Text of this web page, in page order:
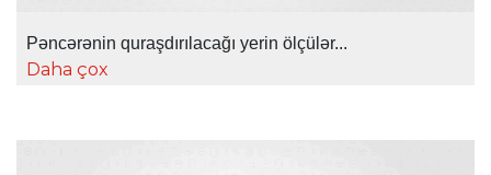
Pəncərənin quraşdırılacağı yerin ölçülər...
Daha çox